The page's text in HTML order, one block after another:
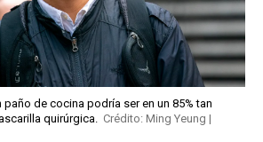
de cocina podría ser en un 85% tan
quirúrgica. Crédito: Ming Yeung |